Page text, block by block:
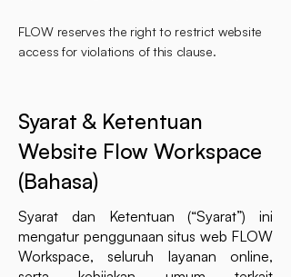
FLOW reserves the right to restrict website
access for violations of this clause.
​Syarat & Ketentuan
Website Flow Workspace
(Bahasa)
Syarat dan Ketentuan (“Syarat”) ini
mengatur penggunaan situs web FLOW
Workspace, seluruh layanan online,